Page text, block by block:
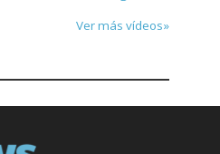
Ver más vídeos»